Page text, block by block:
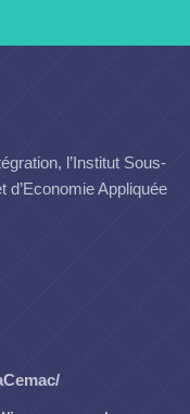
l’Institut Sous-
d’Economie Appliquée